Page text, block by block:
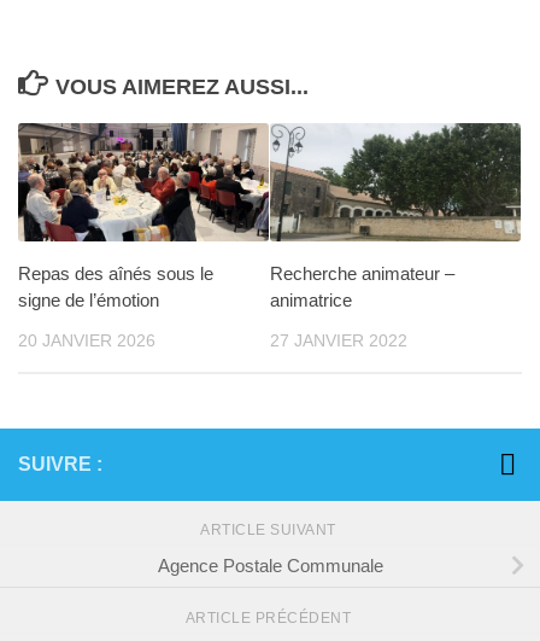
VOUS AIMEREZ AUSSI...
Repas des aînés sous le
signe de l’émotion
20 JANVIER 2026
Recherche animateur –
animatrice
27 JANVIER 2022
SUIVRE :
ARTICLE SUIVANT
Agence Postale Communale
ARTICLE PRÉCÉDENT